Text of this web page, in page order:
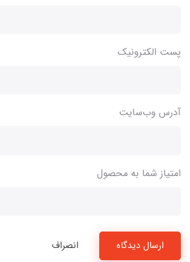
پست الکترونیک
آدرس وب‌سایت
امتیاز شما به محصول
ارسال دیدگاه انصراف